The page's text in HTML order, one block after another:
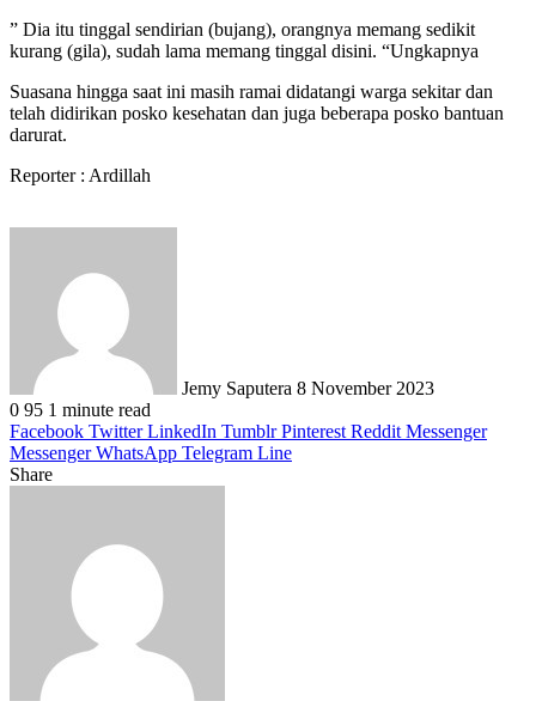
” Dia itu tinggal sendirian (bujang), orangnya memang sedikit
kurang (gila), sudah lama memang tinggal disini. “Ungkapnya
Suasana hingga saat ini masih ramai didatangi warga sekitar dan
telah didirikan posko kesehatan dan juga beberapa posko bantuan
darurat.
Reporter : Ardillah
Jemy Saputera 8 November 2023
0 95 1 minute read
Facebook Twitter LinkedIn Tumblr Pinterest Reddit Messenger
Messenger WhatsApp Telegram Line
Share